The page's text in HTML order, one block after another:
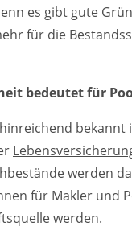
es gibt gute
für die
bedeutet für
bekannt
werden
für Makler und
werden.